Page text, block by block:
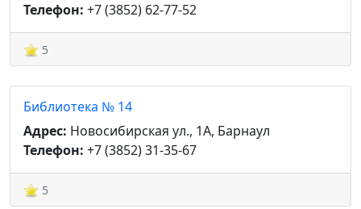
Телефон: +7 (3852) 62-77-52
5
Библиотека № 14
Адрес: Новосибирская ул., 1А, Барнаул
Телефон: +7 (3852) 31-35-67
5